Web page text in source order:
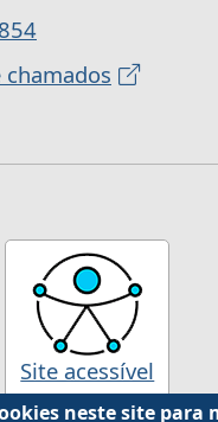
Site acessível
neste site para